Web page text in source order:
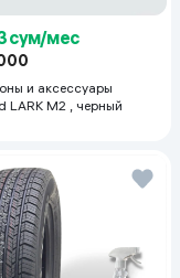
сум/мес
и аксессуары
Hollyland LARK M2 , черный